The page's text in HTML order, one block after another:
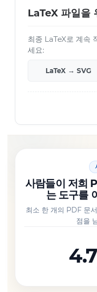
LaTeX 파일을
최종 LaTeX로 계속
세요:
LaTeX → SVG
사람들이 저희
는 도구를
최소 한 개의 PDF 문
점을
4.7